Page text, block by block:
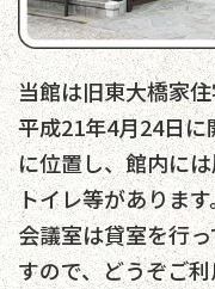
当館は旧東大橋家
平成21年4月24日
に位置し、館内に
トイレ等がありま
会議室は貸室を行
すので、どうぞご